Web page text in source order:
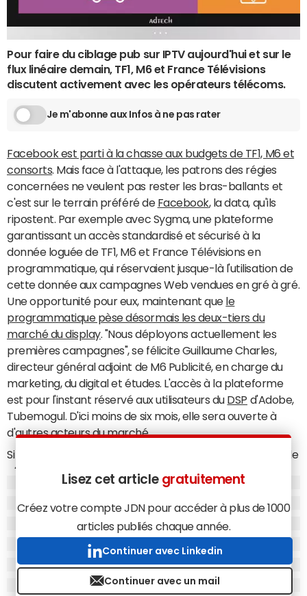
Pour faire du ciblage pub sur IPTV aujourd'hui et sur le
flux linéaire demain, TF1, M6 et France Télévisions
discutent activement avec les opérateurs télécoms.
Je m'abonne aux Infos à ne pas rater
Facebook est parti à la chasse aux budgets de TF1, M6 et
consorts . Mais face à l'attaque, les patrons des régies
concernées ne veulent pas rester les bras-ballants et
c'est sur le terrain préféré de Facebook, la data, qu'ils
ripostent. Par exemple avec Sygma, une plateforme
garantissant un accès standardisé et sécurisé à la
donnée loguée de TF1, M6 et France Télévisions en
programmatique, qui réservaient jusque-là l'utilisation de
cette donnée aux campagnes Web vendues en gré à gré.
Une opportunité pour eux, maintenant que le
programmatique pèse désormais les deux-tiers du
marché du display. "Nous déployons actuellement les
premières campagnes", se félicite Guillaume Charles,
directeur général adjoint de M6 Publicité, en charge du
marketing, du digital et études. L'accès à la plateforme
est pour l'instant réservé aux utilisateurs du DSP d'Adobe,
Tubemogul. D'ici moins de six mois, elle sera ouverte à
d'autres acteurs du marché.
Si elle témoigne d'une prise de conscience, cette nouvelle
offre reste marginale pour des groupes dont l'activité
Web pèse seulement entre 10 et 15% du chiffre d'affaires.
Car c'est du côté du flux TV linéaire, un marché de près de
3 milliards d'euros en France, que se dessinent les plus
grosses opportunités business en matière de publicité
segmentée. "C'est l'occasion de réunir le meilleur des
deux mondes : la puissance de la TV avec le ciblage du
digital", résume Thomas Luisetti, directeur produits,
Lisez cet article gratuitement
Créez votre compte JDN pour accéder à plus de 1000
articles publiés chaque année.
Continuer avec Linkedin
Continuer avec un mail